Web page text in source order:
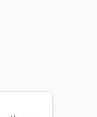
hun